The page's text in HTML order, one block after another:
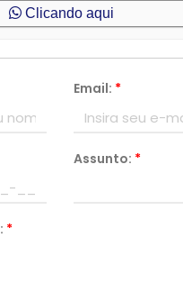
Clicando aqui
Email: *
Assunto: *
*